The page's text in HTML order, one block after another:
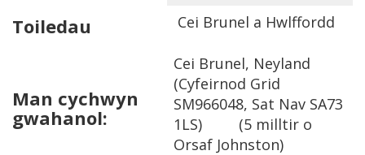
Toiledau Cei Brunel a Hwlffordd
Man cychwyn
gwahanol:
Cei Brunel, Neyland
(Cyfeirnod Grid
SM966048, Sat Nav SA73
1LS) (5 milltir o
Orsaf Johnston)